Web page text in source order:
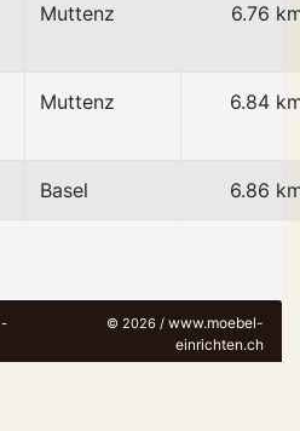
Muttenz 6.76
Muttenz 6.84
Basel 6.86
- © 2026 / www.moebel-
einrichten.ch